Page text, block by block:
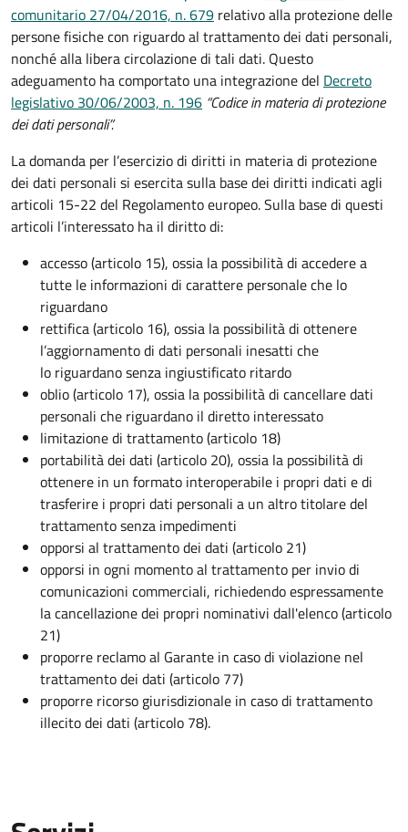
comunitario 27/04/2016, n. 679 relativo alla protezione delle
persone fisiche con riguardo al trattamento dei dati personali,
nonché alla libera circolazione di tali dati. Questo
adeguamento ha comportato una integrazione del Decreto
legislativo 30/06/2003, n. 196 “Codice in materia di protezione
dei dati personali”.
La domanda per l’esercizio di diritti in materia di protezione
dei dati personali si esercita sulla base dei diritti indicati agli
articoli 15-22 del Regolamento europeo. Sulla base di questi
articoli l’interessato ha il diritto di:
accesso (articolo 15), ossia la possibilità di accedere a
tutte le informazioni di carattere personale che lo
riguardano
rettifica (articolo 16), ossia la possibilità di ottenere
l’aggiornamento di dati personali inesatti che
lo riguardano senza ingiustificato ritardo
oblio (articolo 17), ossia la possibilità di cancellare dati
personali che riguardano il diretto interessato
limitazione di trattamento (articolo 18)
portabilità dei dati (articolo 20), ossia la possibilità di
ottenere in un formato interoperabile i propri dati e di
trasferire i propri dati personali a un altro titolare del
trattamento senza impedimenti
opporsi al trattamento dei dati (articolo 21)
opporsi in ogni momento al trattamento per invio di
comunicazioni commerciali, richiedendo espressamente
la cancellazione dei propri nominativi dall'elenco (articolo
21)
proporre reclamo al Garante in caso di violazione nel
trattamento dei dati (articolo 77)
proporre ricorso giurisdizionale in caso di trattamento
illecito dei dati (articolo 78).